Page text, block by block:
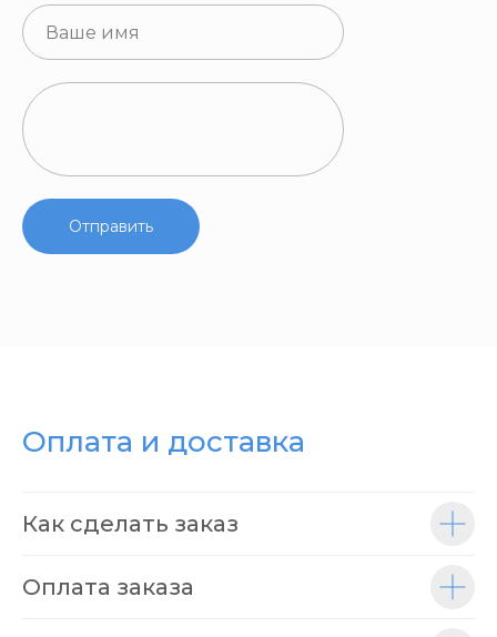
Отправить
Оплата и доставка
Как сделать заказ
Оплата заказа